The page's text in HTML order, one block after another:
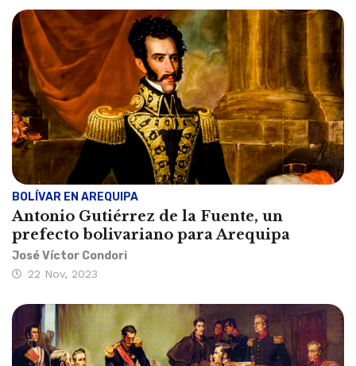
BOLÍVAR EN AREQUIPA
Antonio Gutiérrez de la Fuente, un
prefecto bolivariano para Arequipa
José Víctor Condori
22 Nov, 2023